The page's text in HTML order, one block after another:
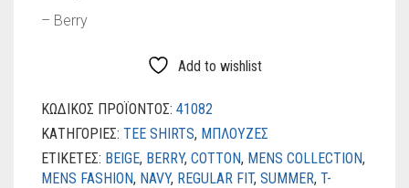
– Berry
Add to wishlist
ΚΩΔΙΚΌΣ ΠΡΟΪΌΝΤΟΣ: 41082
ΚΑΤΗΓΟΡΊΕΣ: TEE SHIRTS, ΜΠΛΟΥΖΕΣ
ΕΤΙΚΈΤΕΣ: BEIGE, BERRY, COTTON, MENS COLLECTION,
MENS FASHION, NAVY, REGULAR FIT, SUMMER, T-